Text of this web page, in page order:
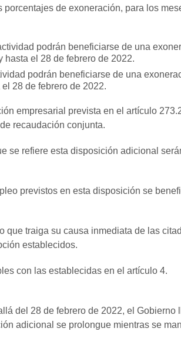
de exoneración, para los
podrán beneficiarse de una
el 28 de febrero de 2022.
podrán beneficiarse de una
28 de febrero de 2022.
empresarial prevista en el artículo
recaudación conjunta.
se refiere esta disposición adicional
previstos en esta disposición se
traiga su causa inmediata de las
establecidos.
con las establecidas en el artículo 4.
del 28 de febrero de 2022, el Gobierno
adicional se prolongue mientras se